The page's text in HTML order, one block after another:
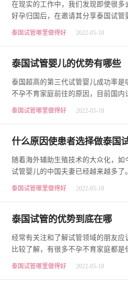
在现实的工作中，我们发现即使很多
好孕归国后，在邀请其分享泰国试管
时，也很难完整复盘整个泰国试管过
泰国试管哪里做得好 2022-05-18
泰国试管婴儿的优势有哪些
泰国超高的第三代试管婴儿成功率是
不孕不育家庭前往的原因，目前国内
第一，二代试管婴儿技术，而泰国试
泰国试管哪里做得好 2022-05-18
什么原因使患者选择做泰国
随着海外辅助生殖技术的大众化，如
试管婴儿的中国夫妻已经越来越多了
原因使患者选择做泰国试管呢?什么
泰国试管哪里做得好 2022-05-18
泰国试管的优势到底在哪
经常有关注和了解试管领域的朋友应
比较了解，有很多不孕不育家庭都是
管技术来助孕生子，只是，每一年想
泰国试管哪里做得好 2022-05-18